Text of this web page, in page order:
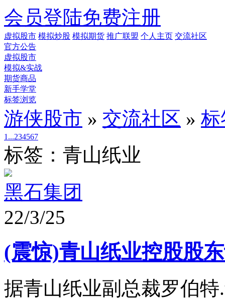
会员登陆免费注册
虚拟股市 模拟炒股 模拟期货 推广联盟 个人主页 交流社区
官方公告
虚拟股市
模拟&实战
期货商品
新手学堂
标签浏览
游侠股市 » 交流社区 » 标
1...234567
标签：青山纸业
黑石集团
22/3/25
(震惊)青山纸业控股股
据青山纸业副总裁罗伯